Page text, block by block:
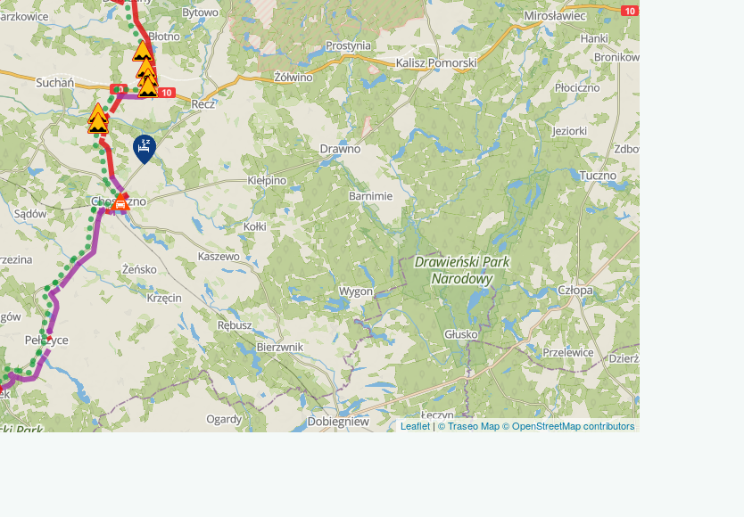
Leaflet|© Traseo Map© OpenStreetMap contributors